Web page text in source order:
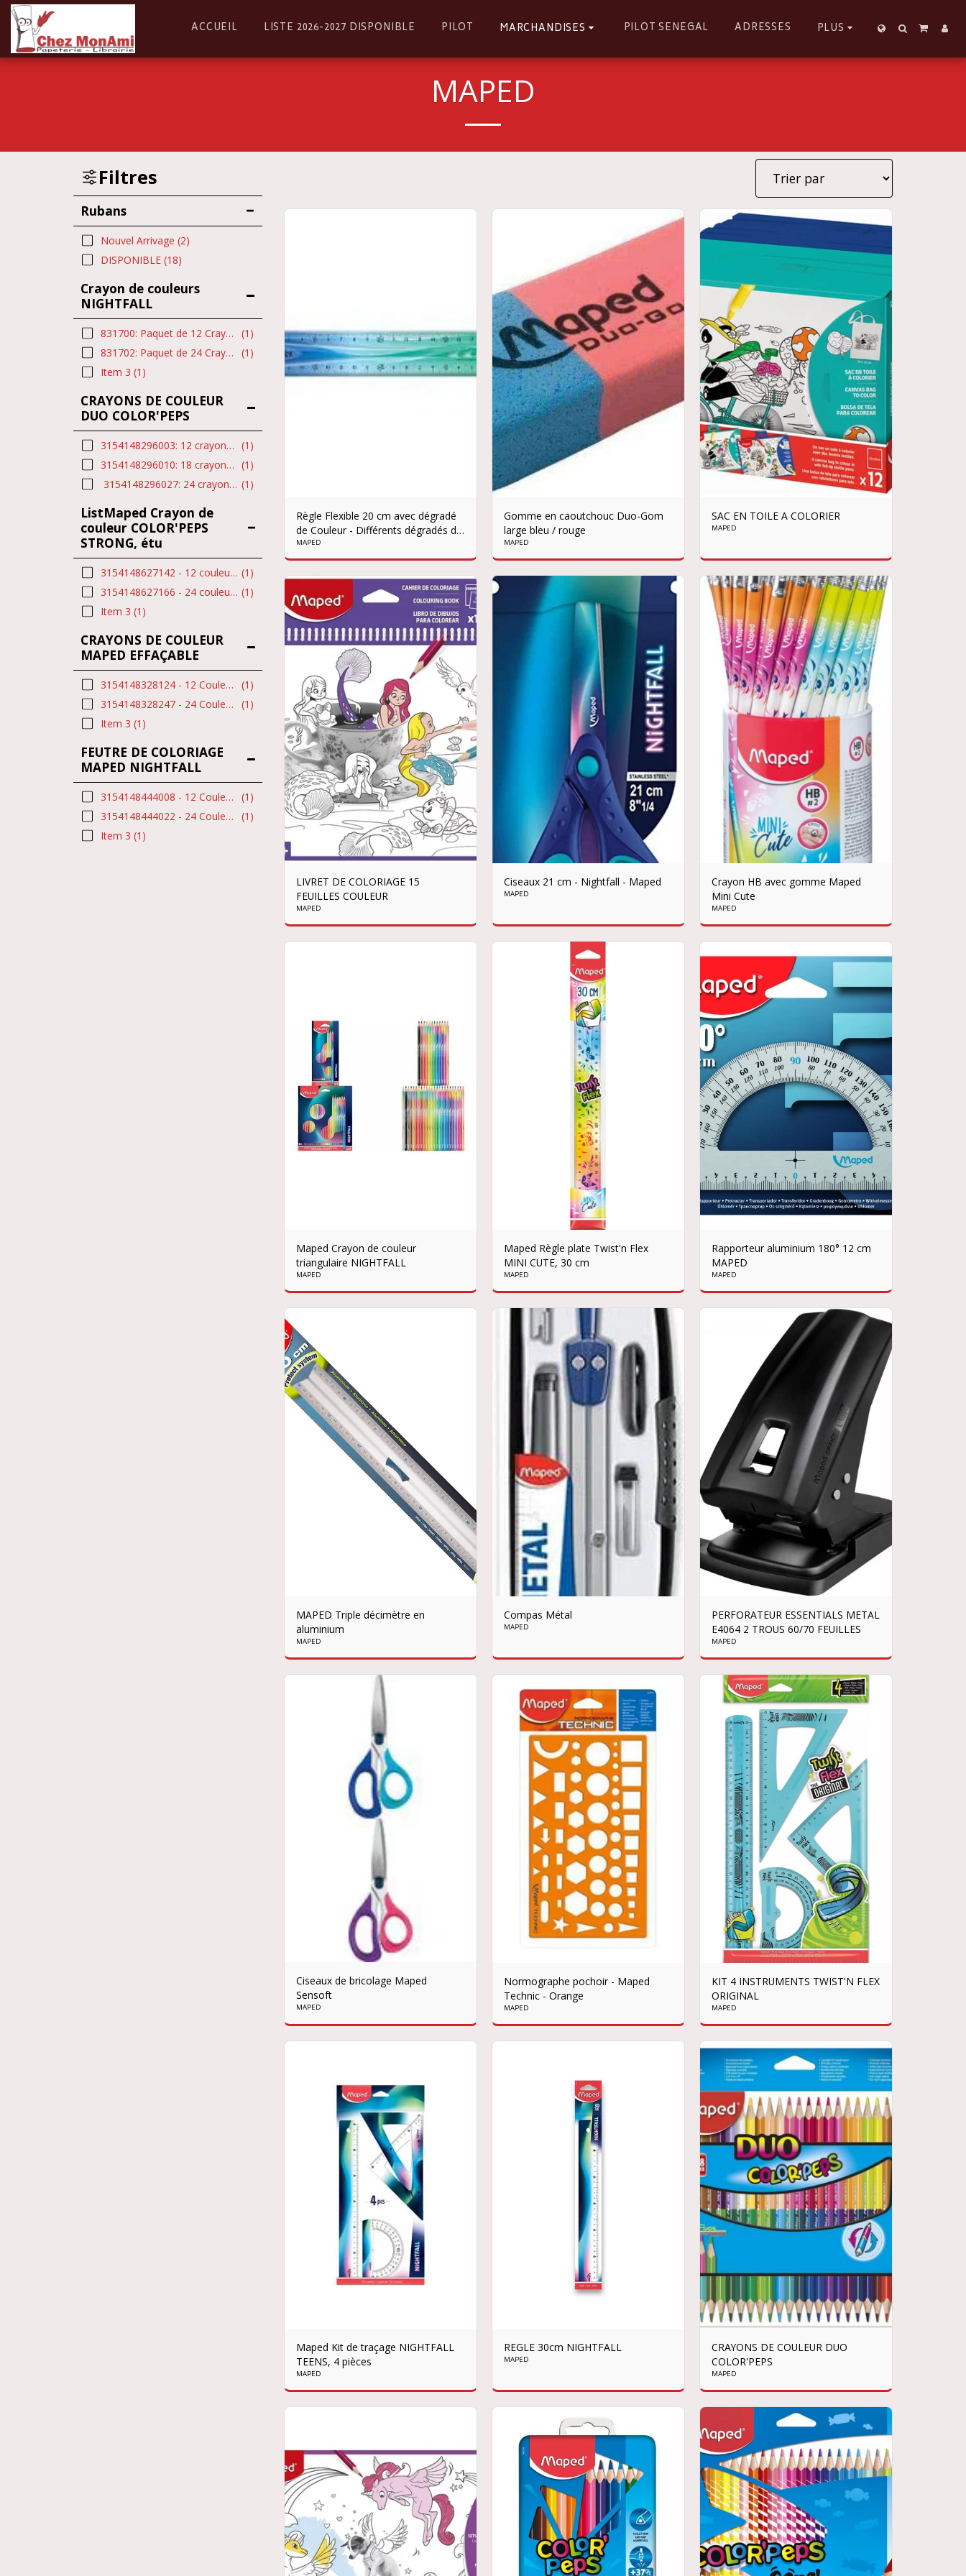
ACCUEIL LISTE 2026-2027 DISPONIBLE PILOT MARCHANDISES PILOT SENEGAL ADRESSES PLUS
MAPED
Filtres
Crayon de couleurs
NIGHTFALL
831700: Paquet de 12 Crayons de couleurs
(1)
831702: Paquet de 24 Crayons de couleurs
(1)
Item 3 (1)
CRAYONS DE COULEUR
DUO COLOR'PEPS
3154148296003: 12 crayons en bois bicolores (1)
3154148296010: 18 crayons en bois bicolores (1)
3154148296027: 24 crayons en bois bicolores (1)
ListMaped Crayon de
couleur COLOR'PEPS
STRONG, étu
3154148627142 - 12 couleurs (1)
3154148627166 - 24 couleurs (1)
Item 3 (1)
CRAYONS DE COULEUR
MAPED EFFAÇABLE
3154148328124 - 12 Couleurs
(1)
3154148328247 - 24 Couleurs
(1)
Item 3 (1)
FEUTRE DE COLORIAGE
MAPED NIGHTFALL
3154148444008 - 12 Couleurs
(1)
3154148444022 - 24 Couleurs
(1)
Item 3 (1)
Rubans
Nouvel Arrivage (2)
DISPONIBLE (18)
Règle Flexible 20 cm avec dégradé
de Couleur - Différents dégradés de
Couleurs.
MAPED
Gomme en caoutchouc Duo-Gom
large bleu / rouge
MAPED
SAC EN TOILE A COLORIER
MAPED
LIVRET DE COLORIAGE 15
FEUILLES COULEUR
MAPED
Ciseaux 21 cm - Nightfall - Maped
MAPED
Crayon HB avec gomme Maped
Mini Cute
MAPED
Maped Crayon de couleur
triangulaire NIGHTFALL
MAPED
Maped Règle plate Twist'n Flex
MINI CUTE, 30 cm
MAPED
Rapporteur aluminium 180° 12 cm
MAPED
MAPED
MAPED Triple décimètre en
aluminium
MAPED
Compas Métal
MAPED
PERFORATEUR ESSENTIALS METAL
E4064 2 TROUS 60/70 FEUILLES
MAPED
Ciseaux de bricolage Maped
Sensoft
MAPED
Normographe pochoir - Maped
Technic - Orange
MAPED
KIT 4 INSTRUMENTS TWIST'N FLEX
ORIGINAL
MAPED
Maped Kit de traçage NIGHTFALL
TEENS, 4 pièces
MAPED
REGLE 30cm NIGHTFALL
MAPED
CRAYONS DE COULEUR DUO
COLOR'PEPS
MAPED